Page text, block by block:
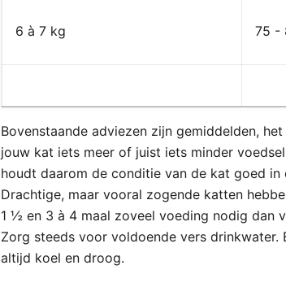
6 à 7 kg 75 -
Bovenstaande adviezen zijn gemiddelden,
jouw kat iets meer of juist iets minder
houdt daarom de conditie van de kat goed in
Drachtige, maar vooral zogende katten
1 ½ en 3 à 4 maal zoveel voeding nodig dan
Zorg steeds voor voldoende vers drinkwater.
altijd koel en droog.